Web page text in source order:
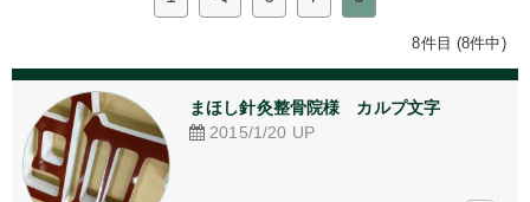
看板Before After
看板デザイン
ご相談からの流れ
8件目 (8件中)
まほし針灸整骨院様　カルプ文字
2015/1/20 UP